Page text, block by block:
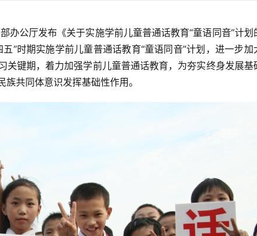
办公厅发布《关于实施学前儿童普通话教育“童语同音”计划
”时期实施学前儿童普通话教育“童语同音”计划，进一步加
关键期，着力加强学前儿童普通话教育，为夯实终身发展基
共同体意识发挥基础性作用。